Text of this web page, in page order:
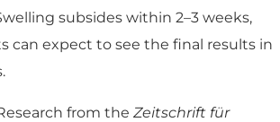
subsides within 2–3 weeks,
can expect to see the final results in
from the Zeitschrift für